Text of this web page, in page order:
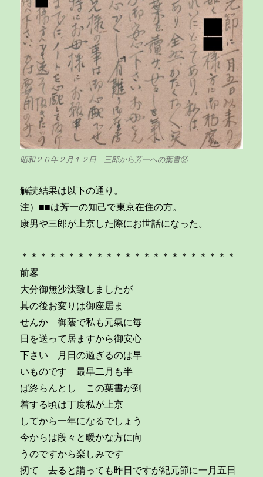
昭和２０年２月１２日 三郎から芳一への葉書②
解読結果は以下の通り。
注）■■は芳一の知己で東京在住の方。
康男や三郎が上京した際にお世話になった。
＊＊＊＊＊＊＊＊＊＊＊＊＊＊＊＊＊＊＊＊＊＊＊
前畧
大分御無沙汰致しましたが
其の後お変りは御座居ま
せんか 御蔭で私も元氣に毎
日を送って居ますから御安心
下さい 月日の過ぎるのは早
いものです 最早二月も半
ば終らんとし この葉書が到
着する頃は丁度私が上京
してから一年になるでしょう
今からは段々と暖かな方に向
うのですから楽しみです
扨て 去ると謂っても昨日ですが紀元節に一月五日